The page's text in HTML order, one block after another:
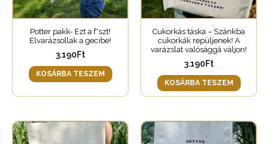
Potter pakk- Ezt a f*szt!
Elvarázsollak a gecibe!
3.190Ft
KOSÁRBA TESZEM
Cukorkás táska – Szánkba
cukorkák repüljenek! A
varázslat valósággá váljon!
3.190Ft
KOSÁRBA TESZEM